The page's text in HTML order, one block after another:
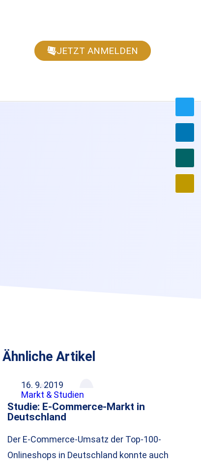
JETZT ANMELDEN
Ähnliche Artikel
16. 9. 2019
Markt & Studien
Studie: E-Commerce-Markt in
Deutschland
Der E-Commerce-Umsatz der Top-100-
Onlineshops in Deutschland konnte auch